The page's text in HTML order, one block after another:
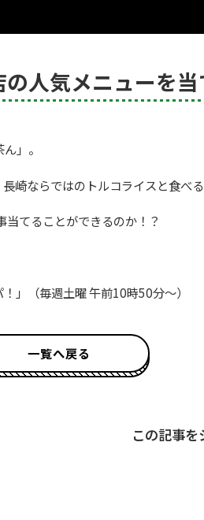
人気メニューを当
」。
崎ならではのトルコライスと食べ
てることができるのか！？
」（毎週土曜 午前10時50分～）
一覧へ戻る
この記事を